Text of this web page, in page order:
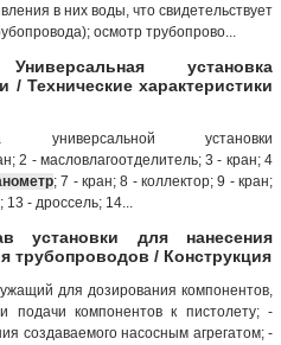
в них воды, что свидетельствует
осмотр трубопрово...
установка
/ Технические характеристики
универсальной установки
2 - масловлагоотделитель; 3 - кран; 4
; 7 - кран; 8 - коллектор; 9 - кран;
- дроссель; 14...
установки для нанесения
трубопроводов / Конструкция
для дозирования компонентов,
подачи компонентов к пистолету; -
создаваемого насосным агрегатом; -